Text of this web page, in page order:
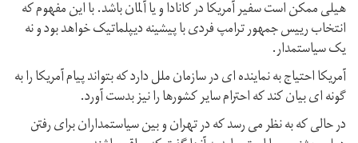
هیلی ممکن است سفیر آمریکا در کانادا و یا آلمان باشد. با این مفهوم که
انتخاب رییس جمهور ترامپ فردی با پیشینه دیپلماتیک خواهد بود و نه
یک سیاستمدار.
آمریکا احتیاج به نماینده ای در سازمان ملل دارد که بتواند پیام آمریکا را به
گونه ای بیان کند که احترام سایر کشورها را نیز بدست آورد.
در حالی که به نظر می رسد که در تهران و بین سیاستمداران برای رفتن